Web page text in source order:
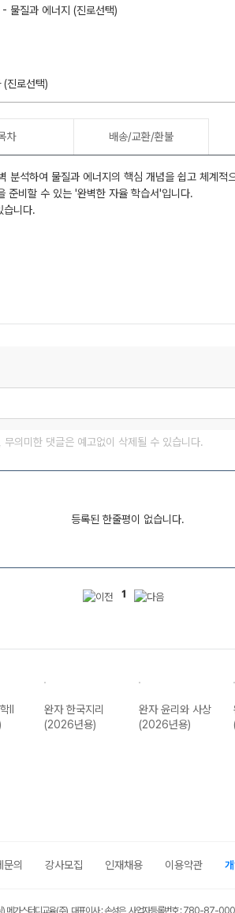
물질과 에너지 (진로선택)
진로선택)
차 배송/교환/환불
석하여 물질과 에너지의 핵심 개념을 쉽고 체계적
준비할 수 있는 '완벽한 자율 학습서'입니다.
습니다.
의미한 댓글은 예고없이 삭제될 수 있습니다.
등록된 한줄평이 없습니다.
1
II
완자 한국지리
(2026년용)
완자 윤리와 사상
(2026년용)
문의 강사모집 인재채용 이용약관
) 메가스터디교육(주) 대표이사 : 손성은 사업자등록번호 : 780-87-